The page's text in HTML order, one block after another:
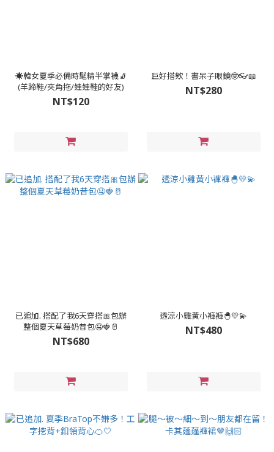
☀️韓女夏季必備時髦精半掌襪🧦
(羊蹄鞋/夾角拖/娃娃鞋的好友)
NT$120
巨好搭欸！書呆子眼鏡🤓👓📖
NT$280
已追加. 搭配了我6天穿搭🎀包辦
整個夏天草莓奶昔包🤤🍓🥛
NT$680
透涼小雞黃小褲褲🐣💛💫
NT$480